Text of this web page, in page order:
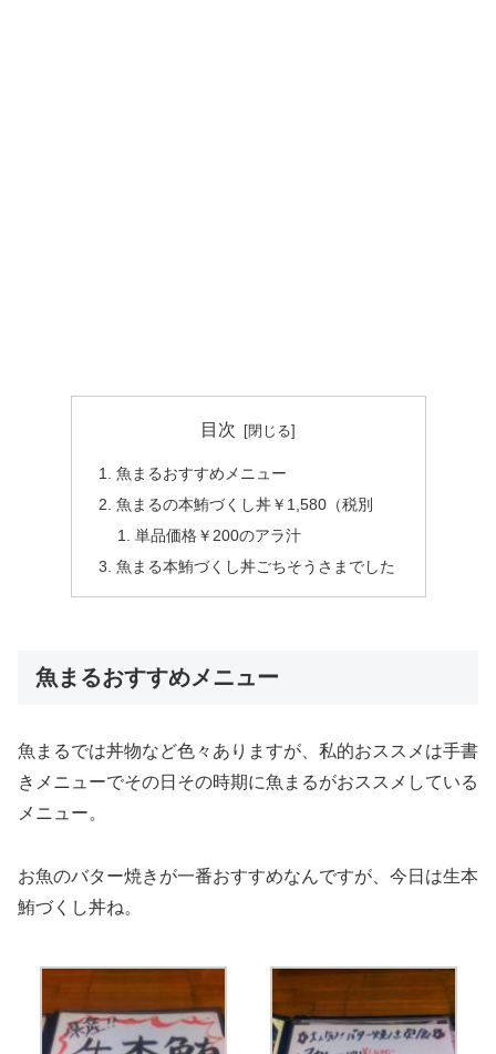
目次
魚まるおすすめメニュー
魚まるの本鮪づくし丼￥1,580（税別
単品価格￥200のアラ汁
魚まる本鮪づくし丼ごちそうさまでした
魚まるおすすめメニュー
魚まるでは丼物など色々ありますが、私的おススメは手書
きメニューでその日その時期に魚まるがおススメしている
メニュー。
お魚のバター焼きが一番おすすめなんですが、今日は生本
鮪づくし丼ね。